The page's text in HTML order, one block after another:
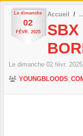
Le dimanche
02
FÉVR. 2025
Accueil
SBX
Le dimanche 02 févr. 2025
YOUNGBLOODS